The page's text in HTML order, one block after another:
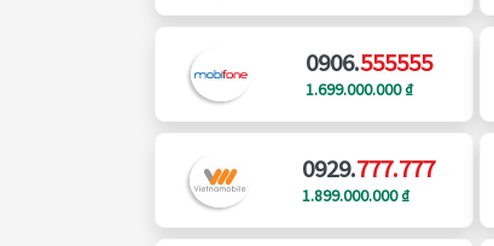
0906.555555
1.699.000.000 ₫
0929.777.777
1.899.000.000 ₫